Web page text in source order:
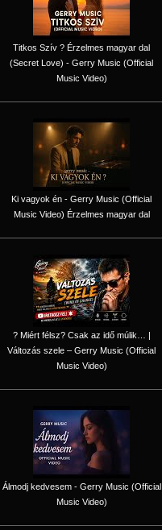
Titkos Szív ? Érzelmes magyar dal
(Secret Love) - Gerry Music (Official
Music Video)
Ki vagyok én - Gerry Music (Official
Music Video) Érzelmes magyar dal
? Miért félsz? Csak az idő múlik… |
Változás szele – Gerry Music (Official
Music Video)
Álmodj kedvesem - Gerry Music (Official
Music Video)